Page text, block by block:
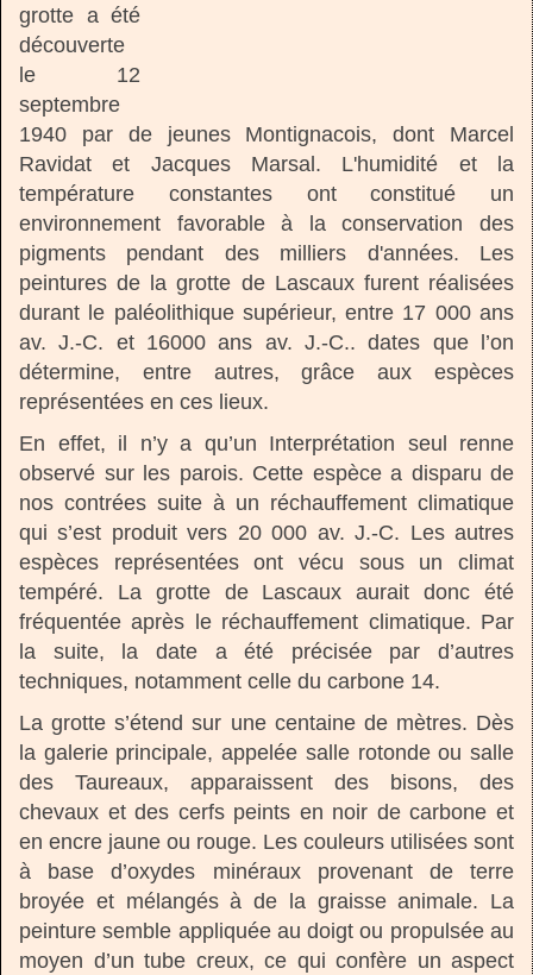
grotte a été
découverte
le 12
septembre
1940 par de jeunes Montignacois, dont Marcel
Ravidat et Jacques Marsal. L'humidité et la
température constantes ont constitué un
environnement favorable à la conservation des
pigments pendant des milliers d'années. Les
peintures de la grotte de Lascaux furent réalisées
durant le paléolithique supérieur, entre 17 000 ans
av. J.-C. et 16000 ans av. J.-C.. dates que l’on
détermine, entre autres, grâce aux espèces
représentées en ces lieux.
En effet, il n’y a qu’un Interprétation seul renne
observé sur les parois. Cette espèce a disparu de
nos contrées suite à un réchauffement climatique
qui s’est produit vers 20 000 av. J.-C. Les autres
espèces représentées ont vécu sous un climat
tempéré. La grotte de Lascaux aurait donc été
fréquentée après le réchauffement climatique. Par
la suite, la date a été précisée par d’autres
techniques, notamment celle du carbone 14.
La grotte s’étend sur une centaine de mètres. Dès
la galerie principale, appelée salle rotonde ou salle
des Taureaux, apparaissent des bisons, des
chevaux et des cerfs peints en noir de carbone et
en encre jaune ou rouge. Les couleurs utilisées sont
à base d’oxydes minéraux provenant de terre
broyée et mélangés à de la graisse animale. La
peinture semble appliquée au doigt ou propulsée au
moyen d’un tube creux, ce qui confère un aspect